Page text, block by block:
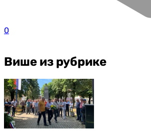
0
Више из рубрике